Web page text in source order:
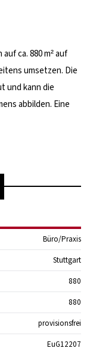
ca. 880 m² auf
umsetzen. Die
und kann die
abbilden. Eine
Büro/Praxis
Stuttgart
880
880
provisionsfrei
EuG12207